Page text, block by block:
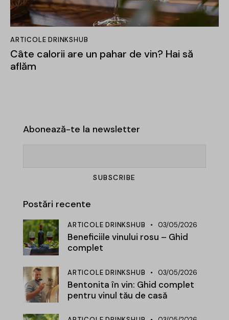
ARTICOLE DRINKSHUB
Câte calorii are un pahar de vin? Hai să
aflăm
Abonează-te la newsletter
Postări recente
ARTICOLE DRINKSHUB 03/05/2026
Beneficiile vinului rosu – Ghid
complet
ARTICOLE DRINKSHUB 03/05/2026
Bentonita în vin: Ghid complet
pentru vinul tău de casă